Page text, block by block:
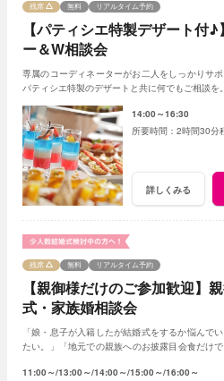
【パティシエ特製デザート付
ー＆W相談会
残席 無料 リアルタイム予約
専属のコーディネーターがお二人をしっかりサ
パティシエ特製のデザートと共に何でもご相談を。
14:00～16:30
2時間30分
詳しくみる
【親御様だけのご参加歓迎】
式・家族婚相談会
残席 無料 リアルタイム予約
「娘・息子が入籍したが結婚式をするか悩んで
たい。」「地元での親族へのお披露目会食だけ
11:00～ 13:00～ 14:00～ 15:00～ 16:00～